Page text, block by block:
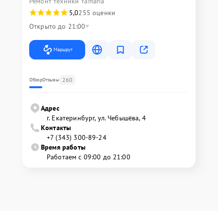
5,0255 оценки
Открыто до 21:00
Маршрут
ОбзорОтзывы 260
Адрес
г. Екатеринбург, ул. Чебышёва, 4
Контакты
+7 (343) 300-89-24
Время работы
Работаем с 09:00 до 21:00